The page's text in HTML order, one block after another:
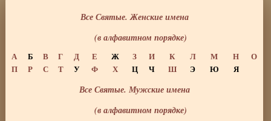
Все Святые. Женские имена
(в алфавитном порядке)
А Б В Г Д Е Ж З И К Л М Н
О
П
Р С Т У Ф Х Ц Ч Ш Э Ю Я
Все Святые. Мужские имена
(в алфавитном порядке)